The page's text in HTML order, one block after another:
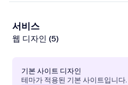
서비스
웹 디자인 (5)
기본 사이트 디자인
테마가 적용된 기본 사이트입니다.